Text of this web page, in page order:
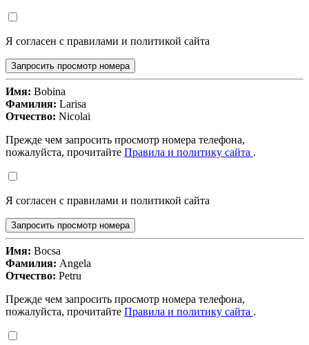
Я согласен с правилами и политикой сайта
Запросить просмотр номера
Имя: Bobina
Фамилия: Larisa
Отчество: Nicolai
Прежде чем запросить просмотр номера телефона,
пожалуйста, прочитайте Правила и политику сайта .
Я согласен с правилами и политикой сайта
Запросить просмотр номера
Имя: Bocsa
Фамилия: Angela
Отчество: Petru
Прежде чем запросить просмотр номера телефона,
пожалуйста, прочитайте Правила и политику сайта .